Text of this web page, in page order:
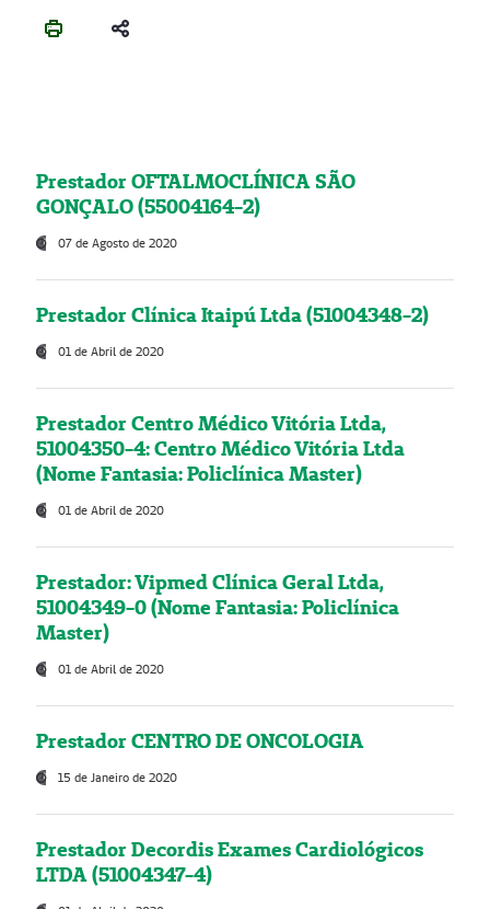
Prestador OFTALMOCLÍNICA SÃO
GONÇALO (55004164-2)
07 de Agosto de 2020
Prestador Clínica Itaipú Ltda (51004348-2)
01 de Abril de 2020
Prestador Centro Médico Vitória Ltda,
51004350-4: Centro Médico Vitória Ltda
(Nome Fantasia: Policlínica Master)
01 de Abril de 2020
Prestador: Vipmed Clínica Geral Ltda,
51004349-0 (Nome Fantasia: Policlínica
Master)
01 de Abril de 2020
Prestador CENTRO DE ONCOLOGIA
15 de Janeiro de 2020
Prestador Decordis Exames Cardiológicos
LTDA (51004347-4)